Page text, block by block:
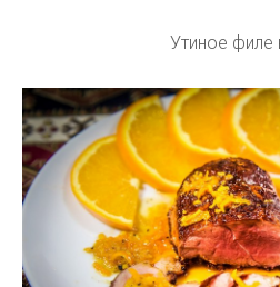
Утиное филе